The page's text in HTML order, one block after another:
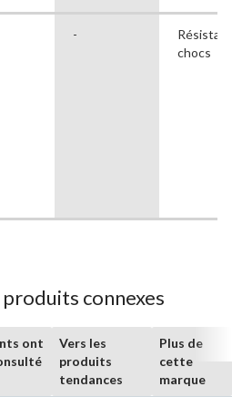
-
chocs
connexes
ont
Vers les
produits
tendances
Plus de
cette
marque